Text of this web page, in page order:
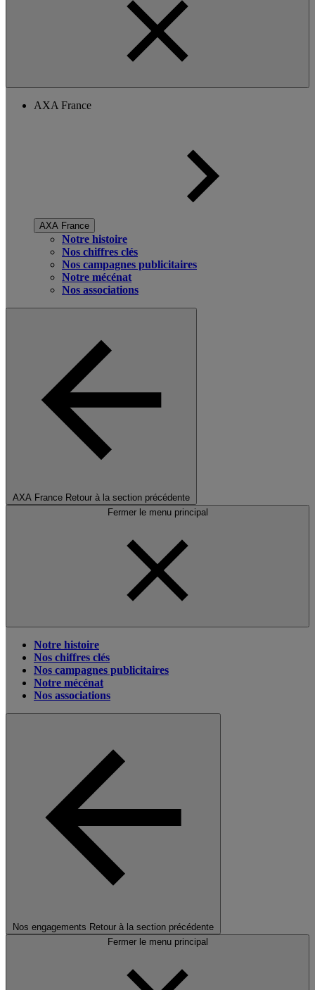
AXA France
AXA France
Notre histoire
Nos chiffres clés
Nos campagnes publicitaires
Notre mécénat
Nos associations
AXA France Retour à la section précédente
Fermer le menu principal
Notre histoire
Nos chiffres clés
Nos campagnes publicitaires
Notre mécénat
Nos associations
Nos engagements Retour à la section précédente
Fermer le menu principal